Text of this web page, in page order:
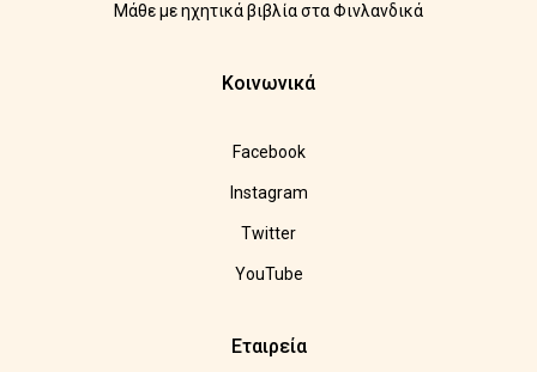
Μάθε με ηχητικά βιβλία στα Φινλανδικά
Κοινωνικά
Facebook
Instagram
Twitter
YouTube
Εταιρεία